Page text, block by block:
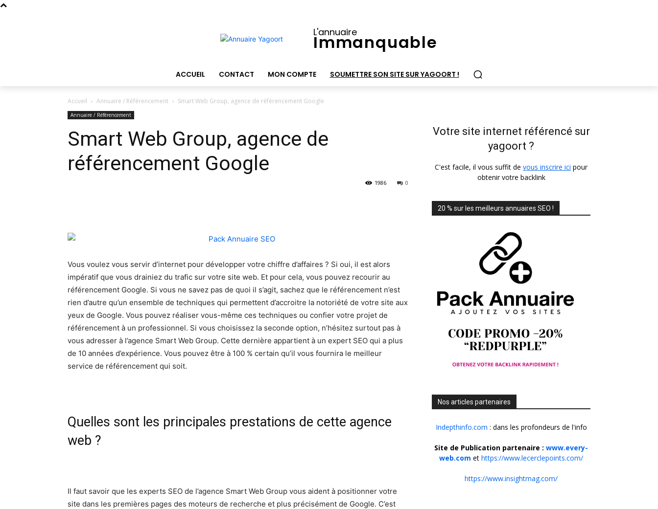
L'annuaire
Immanquable
ACCUEIL CONTACT MON COMPTE SOUMETTRE SON SITE SUR YAGOORT !
Accueil Annuaire / Référencement Smart Web Group, agence de référencement Google
Annuaire / Référencement
Smart Web Group, agence de
référencement Google
0
1986
Vous voulez vous servir d’internet pour développer votre chiffre d’affaires ? Si oui, il est alors
impératif que vous drainiez du trafic sur votre site web. Et pour cela, vous pouvez recourir au
référencement Google. Si vous ne savez pas de quoi il s’agit, sachez que le référencement n’est
rien d’autre qu’un ensemble de techniques qui permettent d’accroitre la notoriété de votre site aux
yeux de Google. Vous pouvez réaliser vous-même ces techniques ou confier votre projet de
référencement à un professionnel. Si vous choisissez la seconde option, n’hésitez surtout pas à
vous adresser à l’agence Smart Web Group. Cette dernière appartient à un expert SEO qui a plus
de 10 années d’expérience. Vous pouvez être à 100 % certain qu’il vous fournira le meilleur
service de référencement qui soit.
Quelles sont les principales prestations de cette agence
web ?
Il faut savoir que les experts SEO de l’agence Smart Web Group vous aident à positionner votre
site dans les premières pages des moteurs de recherche et plus précisément de Google. C’est
Votre site internet référencé sur
yagoort ?
C'est facile, il vous suffit de vous inscrire ici pour
obtenir votre backlink
20 % sur les meilleurs annuaires SEO !
Nos articles partenaires
Indepthinfo.com : dans les profondeurs de l'info
Site de Publication partenaire : www.every-
web.com et https://www.lecerclepoints.com/
https://www.insightmag.com/